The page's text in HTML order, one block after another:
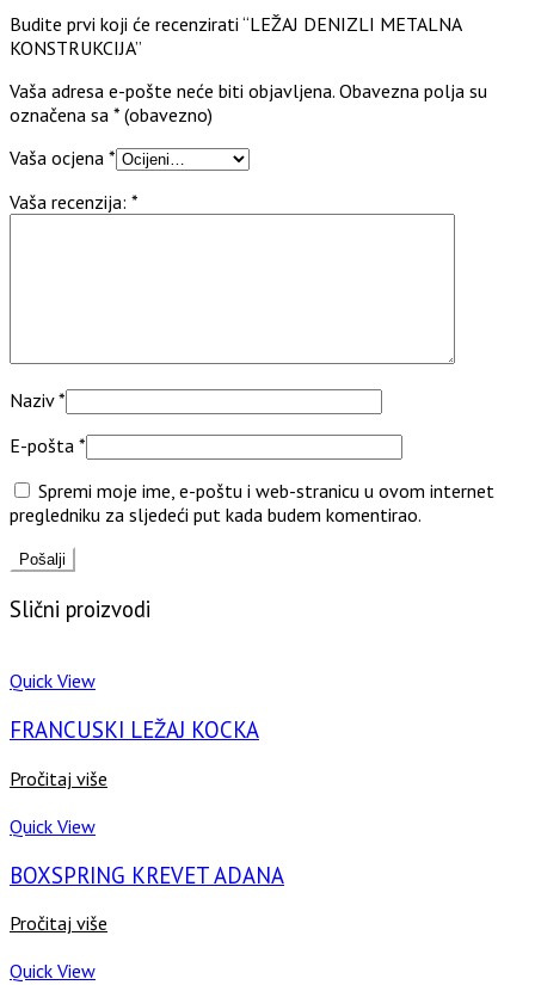
Budite prvi koji će recenzirati “LEŽAJ DENIZLI METALNA
KONSTRUKCIJA”
Vaša adresa e-pošte neće biti objavljena. Obavezna polja su
označena sa * (obavezno)
Vaša ocjena *
Vaša recenzija: *
Naziv*
E-pošta *
Spremi moje ime, e-poštu i web-stranicu u ovom internet
pregledniku za sljedeći put kada budem komentirao.
Slični proizvodi
Quick View
FRANCUSKI LEŽAJ KOCKA
Pročitaj više
Quick View
BOXSPRING KREVET ADANA
Pročitaj više
Quick View